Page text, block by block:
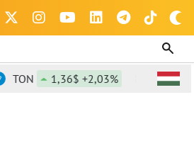
1,36$ +2,03%